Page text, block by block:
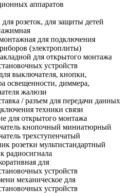
аппаратов
розеток, для защиты детей
для подключения
(электроплиты)
для открытого монтажа
устройств
выключателя, кнопки,
освещенности, диммера,
жалюзи
/ разъем для передачи данных
техники связи
для открытого монтажа
кнопочный миниатюрный
трехступенчатый
розетки мультистандартный
радиосигнала
для
устройств
механическое для
устройств